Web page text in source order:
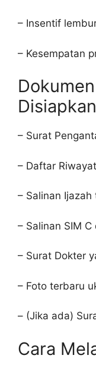
– Insentif
– Kesempatan
Disiapkan
– Surat
– Daftar
– Salinan Ijazah
– Salinan SIM C
– Surat Dokter
– Foto terbaru
– (Jika ada)
Cara